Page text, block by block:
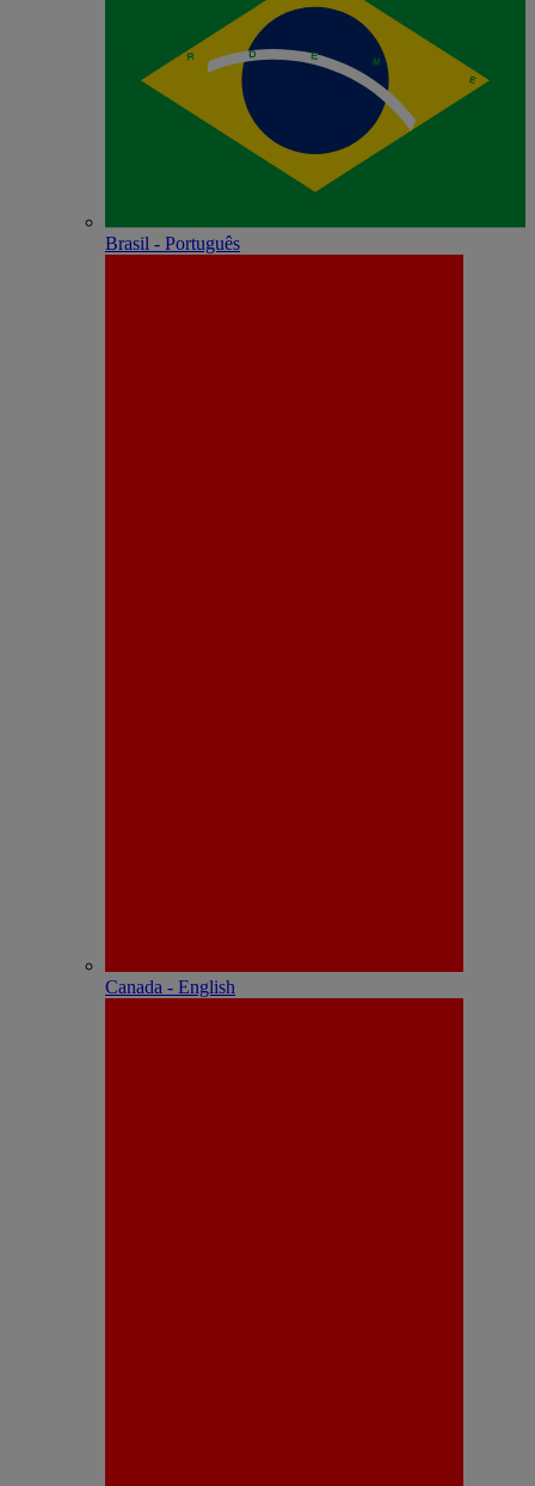
Brasil - Português
Canada - English